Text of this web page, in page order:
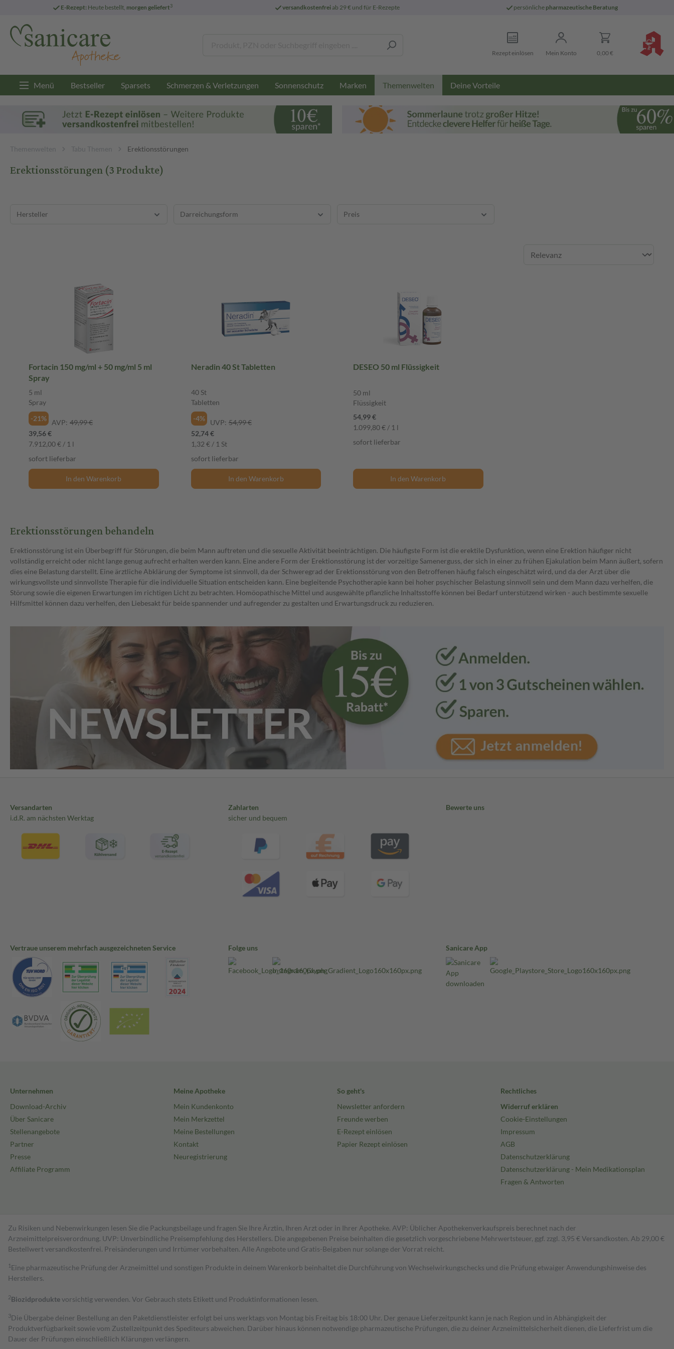
E-Rezept: Heute bestellt, morgen geliefert3 versandkostenfreiab 29 € und für E-Rezepte persönliche pharmazeutische Beratung
Rezept einlösen Mein Konto 0,00 €
Menü Bestseller Sparsets Schmerzen & Verletzungen Sonnenschutz Marken Themenwelten Deine Vorteile
Themenwelten Tabu Themen Erektionsstörungen
Erektionsstörungen(3 Produkte)
Erektionsstörungen behandeln
Erektionsstörung ist ein Überbegriff für Störungen, die beim Mann auftreten und die sexuelle Aktivität beeinträchtigen. Die häufigste Form ist die erektile Dysfunktion, wenn eine Erektion häufiger nicht
vollständig erreicht oder nicht lange genug aufrecht erhalten werden kann. Eine andere Form der Erektionsstörung ist der vorzeitige Samenerguss, der sich in einer zu frühen Ejakulation beim Mann äußert, sofern
dies eine Belastung darstellt. Eine ärztliche Abklärung der Symptome ist sinnvoll, da der Schweregrad der Erektionsstörung von den Betroffenen häufig falsch eingeschätzt wird, und da der Arzt über die
wirkungsvollste und sinnvollste Therapie für die individuelle Situation entscheiden kann. Eine begleitende Psychotherapie kann bei hoher psychischer Belastung sinnvoll sein und dem Mann dazu verhelfen, die
Störung sowie die eigenen Erwartungen im richtigen Licht zu betrachten. Homöopathische Mittel und ausgewählte pflanzliche Inhaltsstoffe können bei Bedarf unterstützend wirken - auch bestimmte sexuelle
Hilfsmittel können dazu verhelfen, den Liebesakt für beide spannender und aufregender zu gestalten und Erwartungsdruck zu reduzieren.
Hersteller Darreichungsform Preis
Fortacin 150 mg/ml + 50 mg/ml 5 ml
Spray
5 ml
Spray
-21%
AVP: 49,99 €
39,56 €
7.912,00 € / 1 l
sofort lieferbar
In den Warenkorb
Neradin 40 St Tabletten
40 St
Tabletten
-4%
UVP: 54,99 €
52,74 €
1,32 € / 1 St
sofort lieferbar
In den Warenkorb
DESEO 50 ml Flüssigkeit
50 ml
Flüssigkeit
54,99 €
1.099,80 € / 1 l
sofort lieferbar
In den Warenkorb
Versandarten
i.d.R. am nächsten Werktag
Zahlarten
sicher und bequem
Bewerte uns
Vertraue unserem mehrfach ausgezeichneten Service Folge uns Sanicare App
Unternehmen
Download-Archiv
Über Sanicare
Stellenangebote
Partner
Presse
Affiliate Programm
Meine Apotheke
Mein Kundenkonto
Mein Merkzettel
Meine Bestellungen
Kontakt
Neuregistrierung
So geht's
Newsletter anfordern
Freunde werben
E-Rezept einlösen
Papier Rezept einlösen
Rechtliches
Widerruf erklären
Cookie-Einstellungen
Impressum
AGB
Datenschutzerklärung
Datenschutzerklärung - Mein Medikationsplan
Fragen & Antworten
Zu Risiken und Nebenwirkungen lesen Sie die Packungsbeilage und fragen Sie Ihre Ärztin, Ihren Arzt oder in Ihrer Apotheke. AVP: Üblicher Apothekenverkaufspreis berechnet nach der
Arzneimittelpreisverordnung. UVP: Unverbindliche Preisempfehlung des Herstellers. Die angegebenen Preise beinhalten die gesetzlich vorgeschriebene Mehrwertsteuer, ggf. zzgl. 3,95 € Versandkosten. Ab 29,00 €
Bestell­wert versand­kosten­frei. Preisänderungen und Irrtümer vorbehalten. Alle Angebote und Gratis-Beigaben nur solange der Vorrat reicht.
1 Eine pharmazeutische Prüfung der Arzneimittel und sonstigen Produkte in deinem Warenkorb beinhaltet die Durchführung von Wechselwirkungschecks und die Prüfung etwaiger Anwendungshinweise des
Herstellers.
2Biozidproduktevorsichtig verwenden. Vor Gebrauch stets Etikett und Produktinformationen lesen.
3Die Übergabe deiner Bestellung an den Paketdienstleister erfolgt bei uns werktags von Montag bis Freitag bis 18:00 Uhr. Der genaue Lieferzeitpunkt kann je nach Region und in Abhängigkeit der
Produktverfügbarkeit sowie vom Zustellzeitpunkt des Spediteurs abweichen. Darüber hinaus können notwendige pharmazeutische Prüfungen, die zu deiner Arzneimittelsicherheit dienen, die Lieferfrist um die
Dauer der Prüfungen einschließlich Klärungen verlängern.